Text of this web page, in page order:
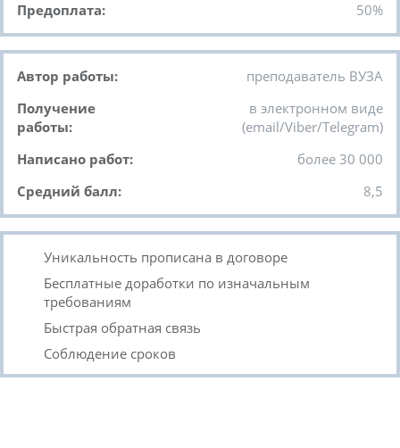
Предоплата:
50%
Автор работы:
преподаватель ВУЗА
Получение
работы:
в электронном виде
(email/Viber/Telegram)
Написано работ:
более 30 000
Средний балл:
8,5
Уникальность прописана в договоре
Бесплатные доработки по изначальным
требованиям
Быстрая обратная связь
Соблюдение сроков